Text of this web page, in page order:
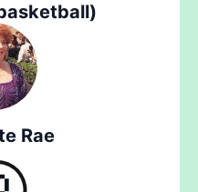
Rae